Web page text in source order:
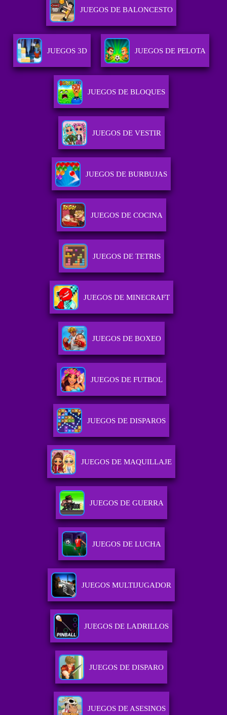
JUEGOS DE BALONCESTO
JUEGOS 3D JUEGOS DE PELOTA
JUEGOS DE BLOQUES
JUEGOS DE VESTIR
JUEGOS DE BURBUJAS
JUEGOS DE COCINA
JUEGOS DE TETRIS
JUEGOS DE MINECRAFT
JUEGOS DE BOXEO
JUEGOS DE FUTBOL
JUEGOS DE DISPAROS
JUEGOS DE MAQUILLAJE
JUEGOS DE GUERRA
JUEGOS DE LUCHA
JUEGOS MULTIJUGADOR
JUEGOS DE LADRILLOS
JUEGOS DE DISPARO
JUEGOS DE ASESINOS